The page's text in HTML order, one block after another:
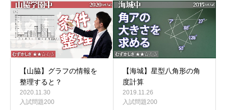
【山脇】グラフの情報を
整理すると？
2020.11.30
入試問題200
【海城】星型八角形の角
度計算
2019.11.26
入試問題200